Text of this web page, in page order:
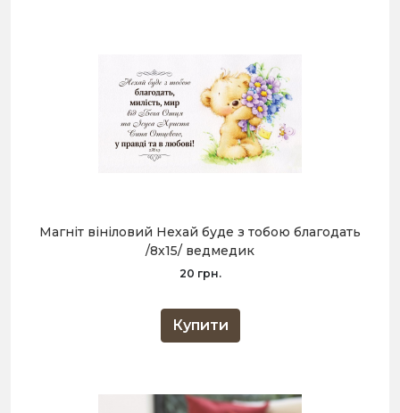
Магніт вініловий Нехай буде з тобою благодать
/8х15/ ведмедик
20 грн.
Купити